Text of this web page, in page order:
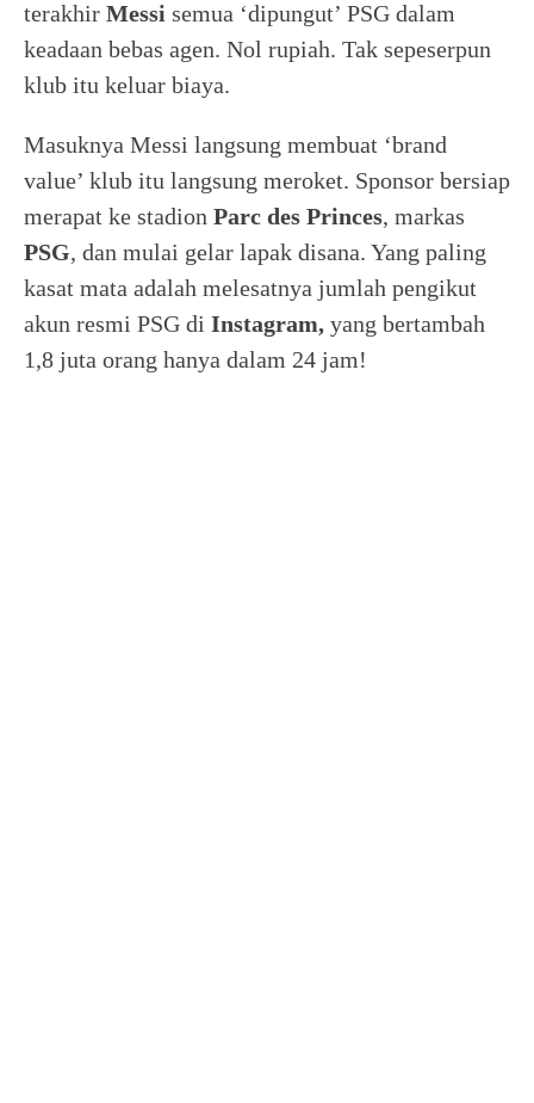
terakhir Messi semua ‘dipungut’ PSG dalam
keadaan bebas agen. Nol rupiah. Tak sepeserpun
klub itu keluar biaya.
Masuknya Messi langsung membuat ‘brand
value’ klub itu langsung meroket. Sponsor bersiap
merapat ke stadion Parc des Princes, markas
PSG, dan mulai gelar lapak disana. Yang paling
kasat mata adalah melesatnya jumlah pengikut
akun resmi PSG di Instagram, yang bertambah
1,8 juta orang hanya dalam 24 jam!